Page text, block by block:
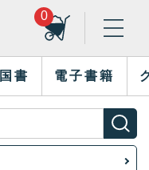
0
書 電子書籍